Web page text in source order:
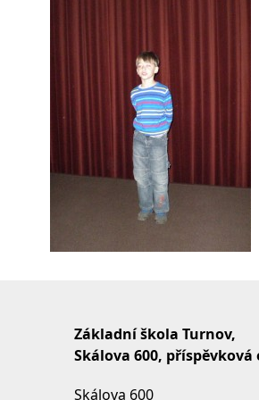
Základní škola Turnov,
Skálova 600, příspěvková
Skálova 600